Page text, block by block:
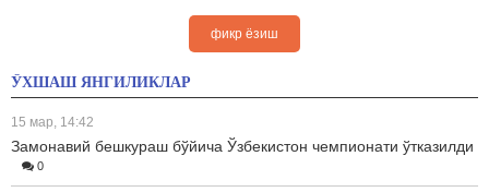
фикр ёзиш
ЎХШАШ ЯНГИЛИКЛАР
15 мар, 14:42
Замонавий бешкураш бўйича Ўзбекистон чемпионати ўтказилди
0